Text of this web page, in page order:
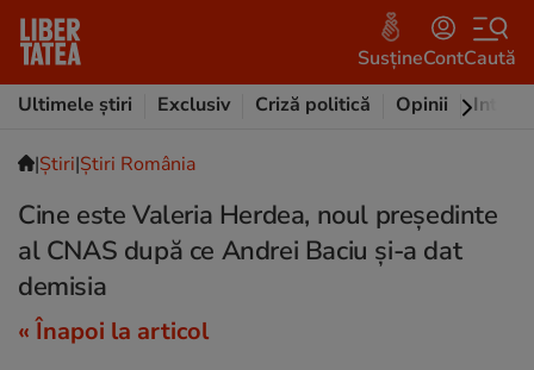
SusțineContCaută
Ultimele știri
Exclusiv Criză politică Opinii
|Ştiri|Știri România
Cine este Valeria Herdea, noul președinte
al CNAS după ce Andrei Baciu și-a dat
demisia
« Înapoi la articol